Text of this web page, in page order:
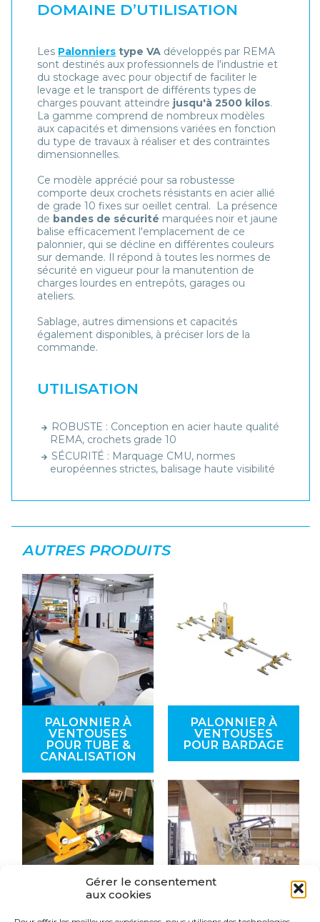
Gérer le consentement
aux cookies
DOMAINE D’UTILISATION
Les Palonniers type VA développés par REMA
sont destinés aux professionnels de l'industrie et
du stockage avec pour objectif de faciliter le
levage et le transport de différents types de
charges pouvant atteindre jusqu'à 2500 kilos.
La gamme comprend de nombreux modèles
aux capacités et dimensions variées en fonction
du type de travaux à réaliser et des contraintes
dimensionnelles.
Ce modèle apprécié pour sa robustesse
comporte deux crochets résistants en acier allié
de grade 10 fixes sur oeillet central. La présence
de bandes de sécurité marquées noir et jaune
balise efficacement l'emplacement de ce
palonnier, qui se décline en différentes couleurs
sur demande. Il répond à toutes les normes de
sécurité en vigueur pour la manutention de
charges lourdes en entrepôts, garages ou
ateliers.
Sablage, autres dimensions et capacités
également disponibles, à préciser lors de la
commande.
UTILISATION
ROBUSTE : Conception en acier haute qualité
REMA, crochets grade 10
SÉCURITÉ : Marquage CMU, normes
européennes strictes, balisage haute visibilité
AUTRES PRODUITS
PALONNIER À
VENTOUSES
POUR TUBE &
CANALISATION
PALONNIER À
VENTOUSES
POUR BARDAGE